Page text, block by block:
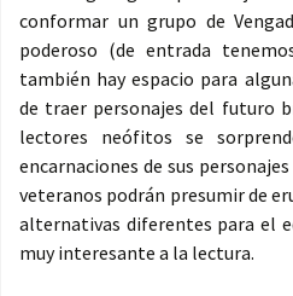
conformar un grupo de
poderoso (de entrada
también hay espacio para
de traer personajes del futuro
lectores neófitos se
encarnaciones de sus
veteranos podrán presumir de
alternativas diferentes para el
muy interesante a la lectura.